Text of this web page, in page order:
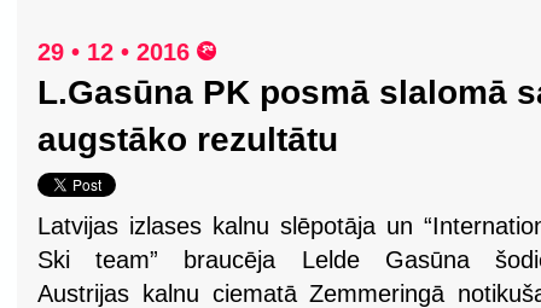
29 • 12 • 2016
L.Gasūna PK posmā slalomā
augstāko rezultātu
Latvijas izlases kalnu slēpotāja un
Ski team” braucēja Lelde Gasūna
Austrijas kalnu ciematā Zemmeringā